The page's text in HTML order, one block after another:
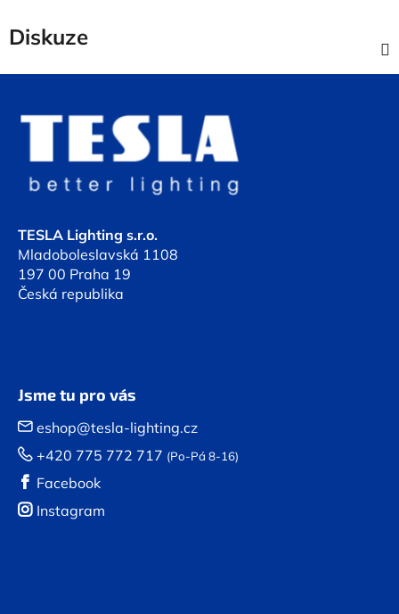
Diskuze
TESLA Lighting s.r.o.
Mladoboleslavská 1108
197 00 Praha 19
Česká republika
Jsme tu pro vás
eshop@tesla-lighting.cz
+420 775 772 717 (Po-Pá 8-16)
Facebook
Instagram